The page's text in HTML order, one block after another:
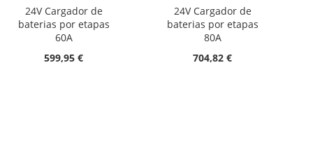
24V Cargador de
baterias por etapas
60A
599,95 €
24V Cargador de
baterias por etapas
80A
704,82 €